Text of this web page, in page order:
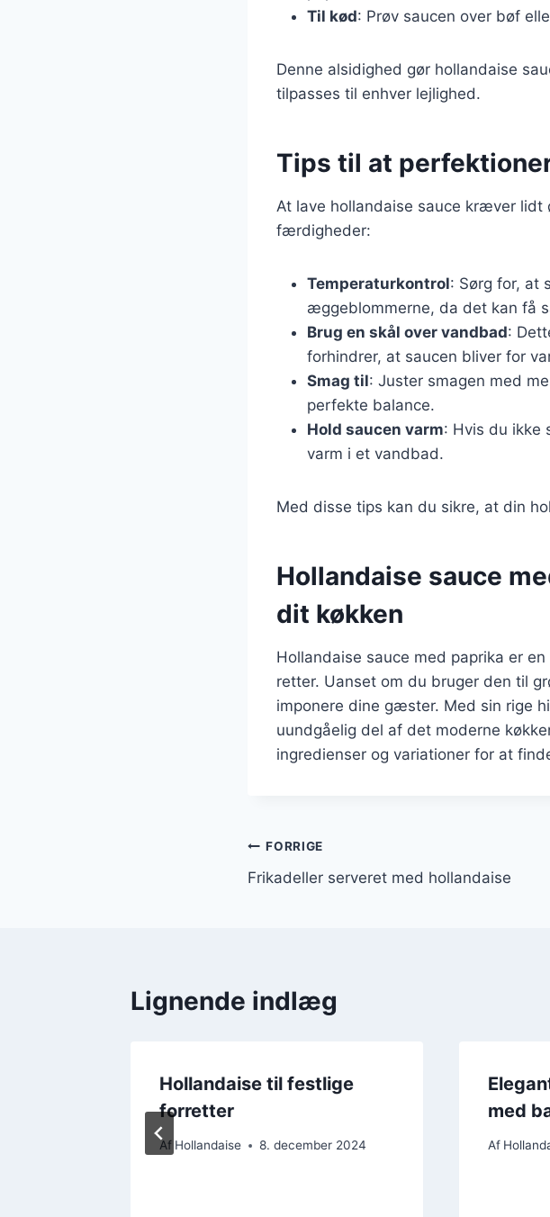
Til kød: Prøv saucen over bøf
Denne alsidighed gør hollandaise
tilpasses til enhver lejlighed.
Tips til at
At lave hollandaise sauce kræver
færdigheder:
Temperaturkontrol: Sørg for, at
æggeblommerne, da det kan få
Brug en skål over vandbad:
forhindrer, at saucen bliver for
Smag til: Juster smagen med
perfekte balance.
Hold saucen varm: Hvis du ikke
varm i et vandbad.
Med disse tips kan du sikre, at din
Hollandaise sauce
dit køkken
Hollandaise sauce med paprika er
retter. Uanset om du bruger den til
imponere dine gæster. Med sin rige
uundgåelig del af det moderne
ingredienser og variationer for at
Indlægsnavigation
FORRIGE
Frikadeller serveret med hollandaise
Lignende indlæg
Hollandaise til festlige
forretter
Af Hollandaise 8. december 2024
med
Af